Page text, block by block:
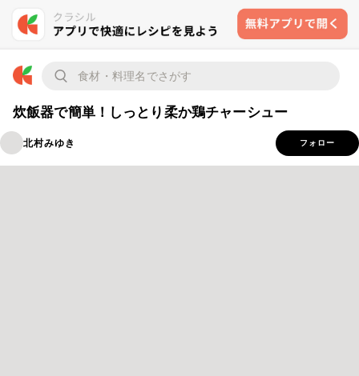
炊飯器で簡単！しっとり柔か鶏チャーシュー
北村みゆき フォロー